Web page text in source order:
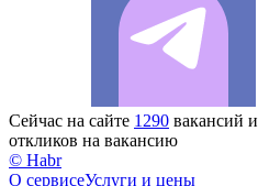
Сейчас на сайте 1290 вакансий и
откликов на вакансию
© Habr
О сервисеУслуги и цены